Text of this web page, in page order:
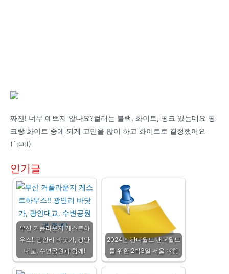
짜잔! 너무 예쁘지 않나요?컬러는 블랙, 화이트, 핑크 있는데요 핑
크랑 화이트 중에 되게 고민을 많이 하고 화이트로 결정했어요
(´;ω;))
인기글
부산 커플라운지 게스트하
우스!! 광안리 바닷가, 광안
대교, 수변공원과 함께!
2024년 판다월드 팬더월드
를 위한 2박3일 서울 여행